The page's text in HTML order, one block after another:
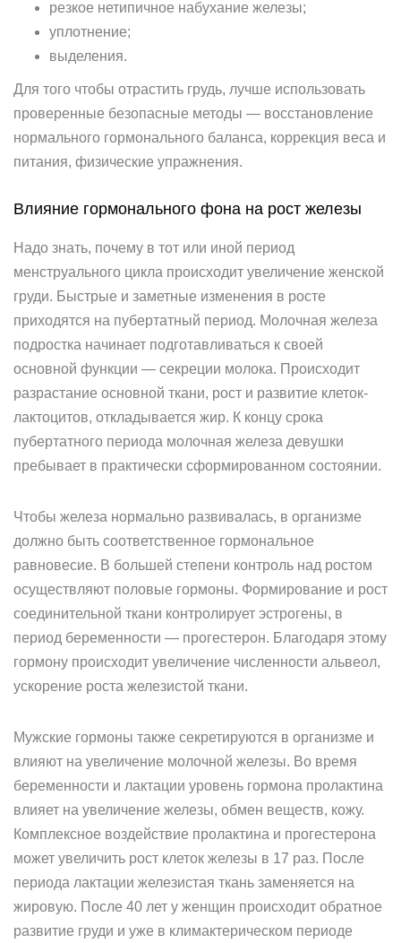
резкое нетипичное набухание железы;
уплотнение;
выделения.
Для того чтобы отрастить грудь, лучше использовать
проверенные безопасные методы — восстановление
нормального гормонального баланса, коррекция веса и
питания, физические упражнения.
Влияние гормонального фона на рост железы
Надо знать, почему в тот или иной период
менструального цикла происходит увеличение женской
груди. Быстрые и заметные изменения в росте
приходятся на пубертатный период. Молочная железа
подростка начинает подготавливаться к своей
основной функции — секреции молока. Происходит
разрастание основной ткани, рост и развитие клеток-
лактоцитов, откладывается жир. К концу срока
пубертатного периода молочная железа девушки
пребывает в практически сформированном состоянии.
Чтобы железа нормально развивалась, в организме
должно быть соответственное гормональное
равновесие. В большей степени контроль над ростом
осуществляют половые гормоны. Формирование и рост
соединительной ткани контролирует эстрогены, в
период беременности — прогестерон. Благодаря этому
гормону происходит увеличение численности альвеол,
ускорение роста железистой ткани.
Мужские гормоны также секретируются в организме и
влияют на увеличение молочной железы. Во время
беременности и лактации уровень гормона пролактина
влияет на увеличение железы, обмен веществ, кожу.
Комплексное воздействие пролактина и прогестерона
может увеличить рост клеток железы в 17 раз. После
периода лактации железистая ткань заменяется на
жировую. После 40 лет у женщин происходит обратное
развитие груди и уже в климактерическом периоде